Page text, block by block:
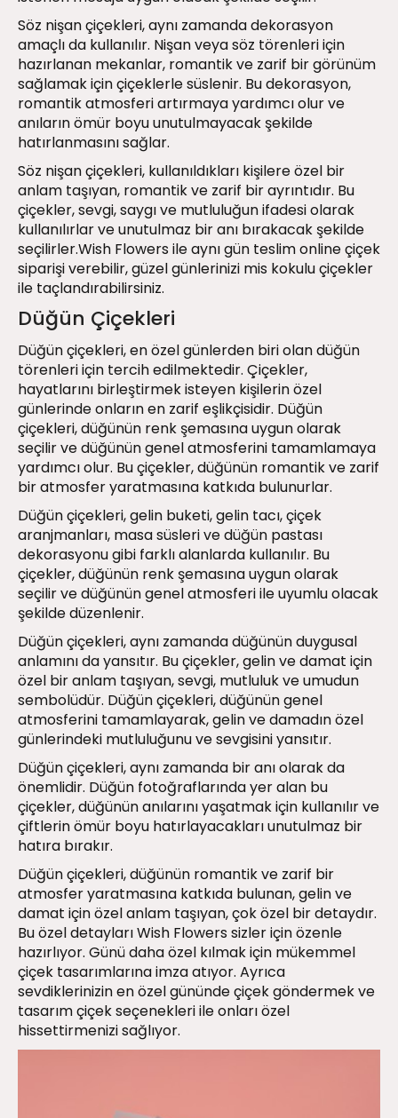
Söz nişan çiçekleri, aynı zamanda dekorasyon
amaçlı da kullanılır. Nişan veya söz törenleri için
hazırlanan mekanlar, romantik ve zarif bir görünüm
sağlamak için çiçeklerle süslenir. Bu dekorasyon,
romantik atmosferi artırmaya yardımcı olur ve
anıların ömür boyu unutulmayacak şekilde
hatırlanmasını sağlar.
Söz nişan çiçekleri, kullanıldıkları kişilere özel bir
anlam taşıyan, romantik ve zarif bir ayrıntıdır. Bu
çiçekler, sevgi, saygı ve mutluluğun ifadesi olarak
kullanılırlar ve unutulmaz bir anı bırakacak şekilde
seçilirler.Wish Flowers ile aynı gün teslim online çiçek
siparişi verebilir, güzel günlerinizi mis kokulu çiçekler
ile taçlandırabilirsiniz.
Düğün Çiçekleri
Düğün çiçekleri, en özel günlerden biri olan düğün
törenleri için tercih edilmektedir. Çiçekler,
hayatlarını birleştirmek isteyen kişilerin özel
günlerinde onların en zarif eşlikçisidir. Düğün
çiçekleri, düğünün renk şemasına uygun olarak
seçilir ve düğünün genel atmosferini tamamlamaya
yardımcı olur. Bu çiçekler, düğünün romantik ve zarif
bir atmosfer yaratmasına katkıda bulunurlar.
Düğün çiçekleri, gelin buketi, gelin tacı, çiçek
aranjmanları, masa süsleri ve düğün pastası
dekorasyonu gibi farklı alanlarda kullanılır. Bu
çiçekler, düğünün renk şemasına uygun olarak
seçilir ve düğünün genel atmosferi ile uyumlu olacak
şekilde düzenlenir.
Düğün çiçekleri, aynı zamanda düğünün duygusal
anlamını da yansıtır. Bu çiçekler, gelin ve damat için
özel bir anlam taşıyan, sevgi, mutluluk ve umudun
sembolüdür. Düğün çiçekleri, düğünün genel
atmosferini tamamlayarak, gelin ve damadın özel
günlerindeki mutluluğunu ve sevgisini yansıtır.
Düğün çiçekleri, aynı zamanda bir anı olarak da
önemlidir. Düğün fotoğraflarında yer alan bu
çiçekler, düğünün anılarını yaşatmak için kullanılır ve
çiftlerin ömür boyu hatırlayacakları unutulmaz bir
hatıra bırakır.
Düğün çiçekleri, düğünün romantik ve zarif bir
atmosfer yaratmasına katkıda bulunan, gelin ve
damat için özel anlam taşıyan, çok özel bir detaydır.
Bu özel detayları Wish Flowers sizler için özenle
hazırlıyor. Günü daha özel kılmak için mükemmel
çiçek tasarımlarına imza atıyor. Ayrıca
sevdiklerinizin en özel gününde çiçek göndermek ve
tasarım çiçek seçenekleri ile onları özel
hissettirmenizi sağlıyor.